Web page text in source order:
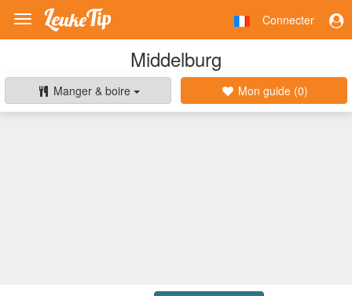
Toggle
navigation
Connecter
Middelburg
Manger & boire Mon guide (0)